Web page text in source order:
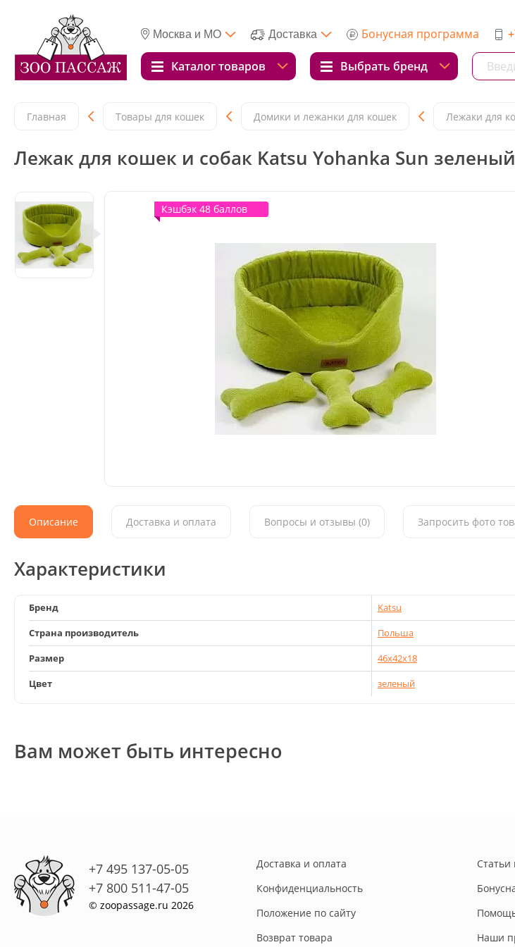
Москва и МО Доставка Бонусная программа
Каталог товаров Выбрать бренд
Главная Товары для кошек Домики и лежанки для кошек Лежаки для
Лежак для кошек и собак Katsu Yohanka Sun
Кэшбэк 48 баллов
Кэшбэк 48 баллов
Описание Доставка и оплата Вопросы и отзывы (0) Запросить фото
Характеристики
Бренд
Katsu
Страна производитель
Польша
Размер
46х42х18
Цвет
зеленый
Вам может быть интересно
+7 495 137-05-05
+7 800 511-47-05
© zoopassage.ru 2026
Доставка и оплата
Конфиденциальность
Положение по сайту
Возврат товара
Статьи
Наши